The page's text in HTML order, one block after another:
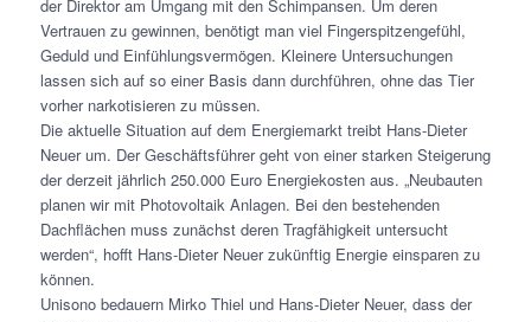
der Direktor am Umgang mit den Schimpansen. Um deren
Vertrauen zu gewinnen, benötigt man viel Fingerspitzengefühl,
Geduld und Einfühlungsvermögen. Kleinere Untersuchungen
lassen sich auf so einer Basis dann durchführen, ohne das Tier
vorher narkotisieren zu müssen.
Die aktuelle Situation auf dem Energiemarkt treibt Hans-Dieter
Neuer um. Der Geschäftsführer geht von einer starken Steigerung
der derzeit jährlich 250.000 Euro Energiekosten aus. „Neubauten
planen wir mit Photovoltaik Anlagen. Bei den bestehenden
Dachflächen muss zunächst deren Tragfähigkeit untersucht
werden“, hofft Hans-Dieter Neuer zukünftig Energie einsparen zu
können.
Unisono bedauern Mirko Thiel und Hans-Dieter Neuer, dass der